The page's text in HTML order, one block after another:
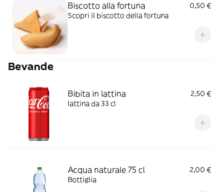
Biscotto alla fortuna
0,50 €
Scopri il biscotto della fortuna
Bevande
Bibita in lattina
2,50 €
lattina da 33 cl
Acqua naturale 75 cl
2,00 €
Bottiglia